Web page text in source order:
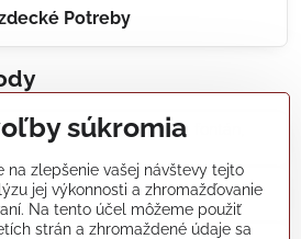
Potreby
jazierok, bazénov, fontán,
súkromia
na zlepšenie vašej návštevy tejto
jej výkonnosti a zhromažďovanie
Na tento účel môžeme použiť
strán a zhromaždené údaje sa